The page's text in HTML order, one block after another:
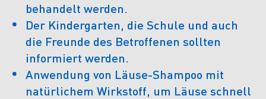
behandelt werden.
Der Kindergarten, die Schule und auch
die Freunde des Betroffenen sollten
informiert werden.
Anwendung von Läuse-Shampoo mit
natürlichem Wirkstoff, um Läuse schnell